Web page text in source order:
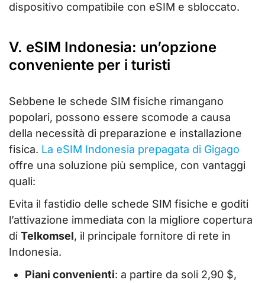
dispositivo compatibile con eSIM e sbloccato.
V. eSIM Indonesia: un’opzione
conveniente per i turisti
Sebbene le schede SIM fisiche rimangano
popolari, possono essere scomode a causa
della necessità di preparazione e installazione
fisica. La eSIM Indonesia prepagata di Gigago
offre una soluzione più semplice, con vantaggi
quali:
Evita il fastidio delle schede SIM fisiche e goditi
l’attivazione immediata con la migliore copertura
di Telkomsel, il principale fornitore di rete in
Indonesia.
Piani convenienti: a partire da soli 2,90 $,